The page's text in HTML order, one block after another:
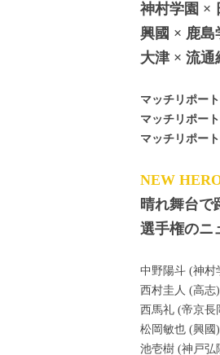
神村学園 ×
興國 × 鹿島
大津 × 流通
マッチリポー
マッチリポー
マッチリポー
NEW
晴れ舞台で
選手権のニ
中野陽斗 (神村
西村圭人 (高志
西馬礼 (帝京長
松岡敏也 (興國
池壱樹 (神戸弘